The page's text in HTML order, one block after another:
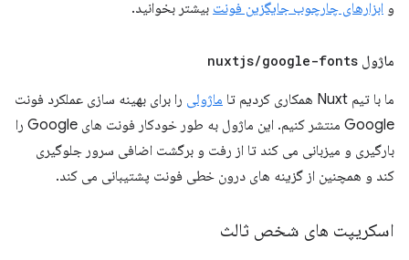
و ابزارهای چارچوب جایگزین فونت بیشتر بخوانید.
ماژول nuxtjs/google-fonts
ما با تیم Nuxt همکاری کردیم تا ماژولی را برای بهینه سازی عملکرد فونت
Google منتشر کنیم. این ماژول به طور خودکار فونت های Google را
بارگیری و میزبانی می کند تا از رفت و برگشت اضافی سرور جلوگیری
کند و همچنین از گزینه های درون خطی فونت پشتیبانی می کند.
اسکریپت های شخص ثالث